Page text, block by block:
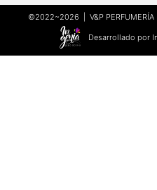
©2022~2026 | V&P
Desarrollado por